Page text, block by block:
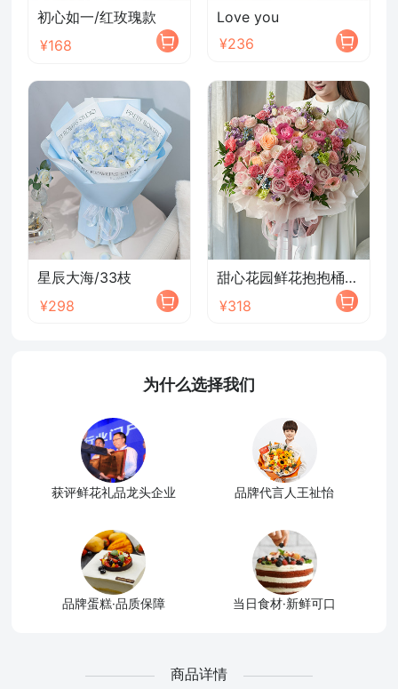
初心如一/红玫瑰款
¥168
Love you
¥236
星辰大海/33枝
¥298
甜心花园鲜花抱抱桶/2026新款
¥318
为什么选择我们
获评鲜花礼品龙头企业 品牌代言人王祉怡
品牌蛋糕·品质保障 当日食材·新鲜可口
商品详情